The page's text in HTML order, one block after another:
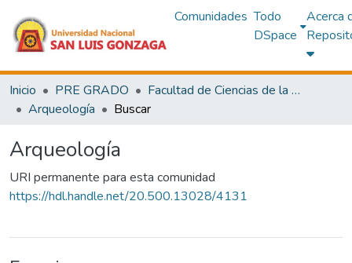
Comunidades Todo
DSpace
Acerca
Inicio PRE GRADO
Facultad de Ciencias de la Comunicación,Turismo y Arqueología
Arqueología
Buscar
Arqueología
URI permanente para esta comunidad
https://hdl.handle.net/20.500.13028/4131